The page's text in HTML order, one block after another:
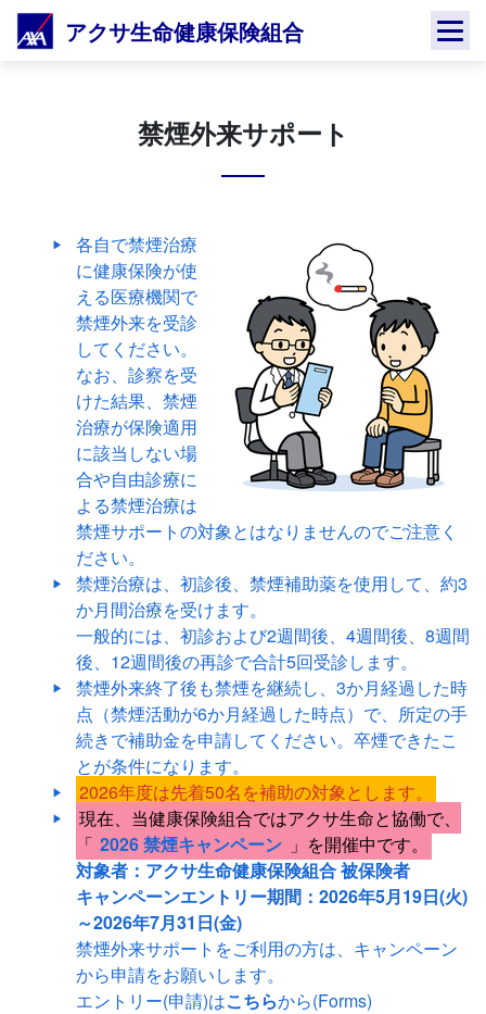
Skip
アクサ生命健康保険組合
禁煙外来サポート
各自で禁煙治療
に健康保険が使
える医療機関で
禁煙外来を受診
してください。
なお、診察を受
けた結果、禁煙
治療が保険適用
に該当しない場
合や自由診療に
よる禁煙治療は
禁煙サポートの対象とはなりませんのでご注意く
ださい。
禁煙治療は、初診後、禁煙補助薬を使用して、約3
か月間治療を受けます。
一般的には、初診および2週間後、4週間後、8週間
後、12週間後の再診で合計5回受診します。
禁煙外来終了後も禁煙を継続し、3か月経過した時
点（禁煙活動が6か月経過した時点）で、所定の手
続きで補助金を申請してください。卒煙できたこ
とが条件になります。
2026年度は先着50名を補助の対象とします。
現在、当健康保険組合ではアクサ生命と協働で、
「 2026 禁煙キャンペーン 」を開催中です。
対象者：アクサ生命健康保険組合 被保険者
キャンペーンエントリー期間：2026年5月19日(火)
～2026年7月31日(金)
禁煙外来サポートをご利用の方は、キャンペーン
から申請をお願いします。
エントリー(申請)はこちらから(Forms)